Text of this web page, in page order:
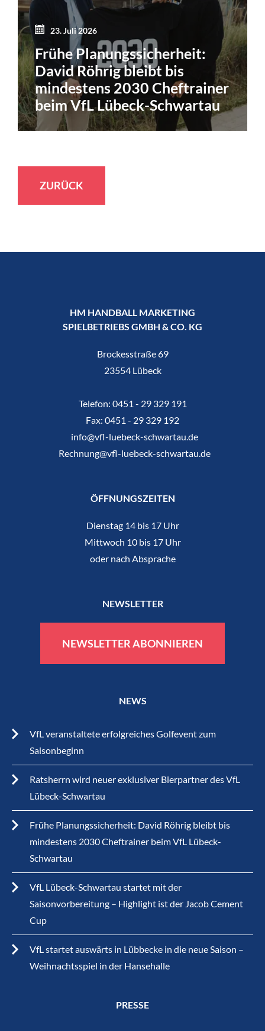
23. Juli 2026
Frühe Planungssicherheit:
David Röhrig bleibt bis
mindestens 2030 Cheftrainer
beim VfL Lübeck-Schwartau
ZURÜCK
HM HANDBALL MARKETING
SPIELBETRIEBS GMBH & CO. KG
Brockesstraße 69
23554 Lübeck
Telefon: 0451 - 29 329 191
Fax: 0451 - 29 329 192
info@vfl-luebeck-schwartau.de
Rechnung@vfl-luebeck-schwartau.de
ÖFFNUNGSZEITEN
Dienstag 14 bis 17 Uhr
Mittwoch 10 bis 17 Uhr
oder nach Absprache
NEWSLETTER
NEWSLETTER ABONNIEREN
NEWS
VfL veranstaltete erfolgreiches Golfevent zum
Saisonbeginn
Ratsherrn wird neuer exklusiver Bierpartner des VfL
Lübeck-Schwartau
Frühe Planungssicherheit: David Röhrig bleibt bis
mindestens 2030 Cheftrainer beim VfL Lübeck-
Schwartau
VfL Lübeck-Schwartau startet mit der
Saisonvorbereitung – Highlight ist der Jacob Cement
Cup
VfL startet auswärts in Lübbecke in die neue Saison –
Weihnachtsspiel in der Hansehalle
PRESSE